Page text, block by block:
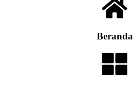
Beranda